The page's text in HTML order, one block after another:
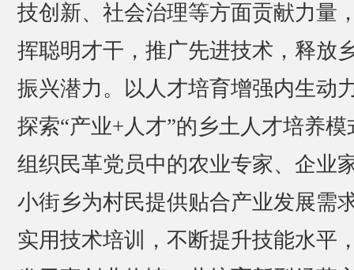
技创新、社会治理等方面贡献力量
挥聪明才干，推广先进技术，释放
振兴潜力。以人才培育增强内生动
探索“产业+人才”的乡土人才培养模
组织民革党员中的农业专家、企业
小街乡为村民提供贴合产业发展需
实用技术培训，不断提升技能水平